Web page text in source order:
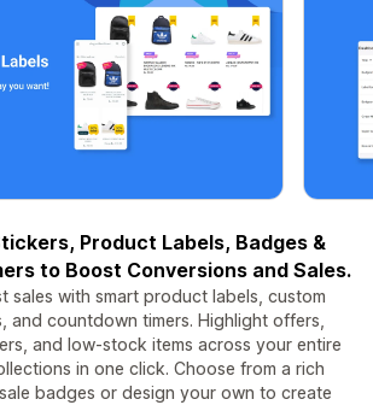
Product Labels, Badges &
to Boost Conversions and Sales.
sales with smart product labels, custom
and countdown timers. Highlight offers,
and low-stock items across your entire
in one click. Choose from a rich
badges or design your own to create